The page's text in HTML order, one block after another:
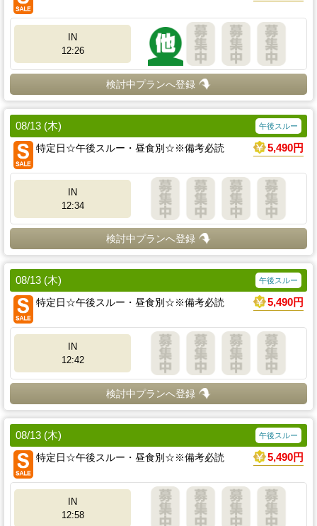
IN
12:26
検討中プランへ登録
08/13 (木) 午後スルー
特定日☆午後スルー・昼食別☆※備考必読 5,490円
IN
12:34
検討中プランへ登録
08/13 (木) 午後スルー
特定日☆午後スルー・昼食別☆※備考必読 5,490円
IN
12:42
検討中プランへ登録
08/13 (木) 午後スルー
特定日☆午後スルー・昼食別☆※備考必読 5,490円
IN
12:58